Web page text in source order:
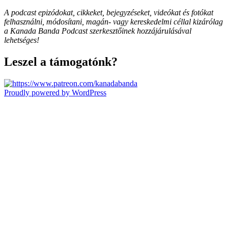
A podcast epizódokat, cikkeket, bejegyzéseket, videókat és fotókat
felhasználni, módosítani, magán- vagy kereskedelmi céllal kizárólag
a Kanada Banda Podcast szerkesztőinek hozzájárulásával
lehetséges!
Leszel a támogatónk?
Proudly powered by WordPress